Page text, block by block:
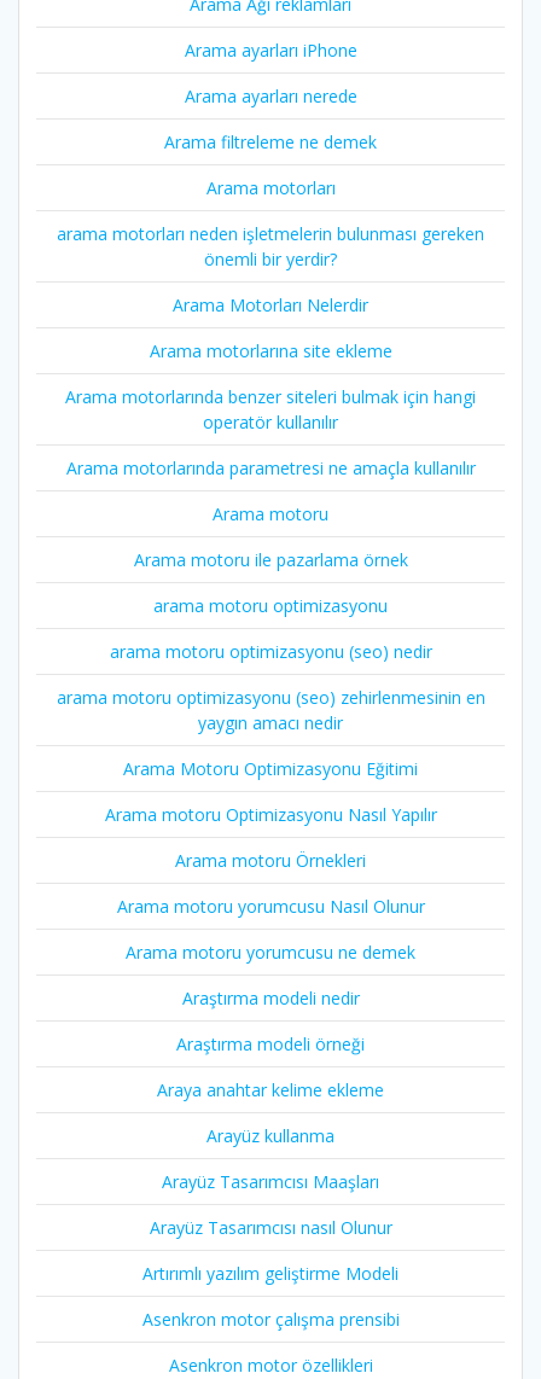
Arama ayarları iPhone
Arama ayarları nerede
Arama filtreleme ne demek
Arama motorları
arama motorları neden işletmelerin bulunması gereken
önemli bir yerdir?
Arama Motorları Nelerdir
Arama motorlarına site ekleme
Arama motorlarında benzer siteleri bulmak için hangi
operatör kullanılır
Arama motorlarında parametresi ne amaçla kullanılır
Arama motoru
Arama motoru ile pazarlama örnek
arama motoru optimizasyonu
arama motoru optimizasyonu (seo) nedir
arama motoru optimizasyonu (seo) zehirlenmesinin en
yaygın amacı nedir
Arama Motoru Optimizasyonu Eğitimi
Arama motoru Optimizasyonu Nasıl Yapılır
Arama motoru Örnekleri
Arama motoru yorumcusu Nasıl Olunur
Arama motoru yorumcusu ne demek
Araştırma modeli nedir
Araştırma modeli örneği
Araya anahtar kelime ekleme
Arayüz kullanma
Arayüz Tasarımcısı Maaşları
Arayüz Tasarımcısı nasıl Olunur
Artırımlı yazılım geliştirme Modeli
Asenkron motor çalışma prensibi
Asenkron motor özellikleri